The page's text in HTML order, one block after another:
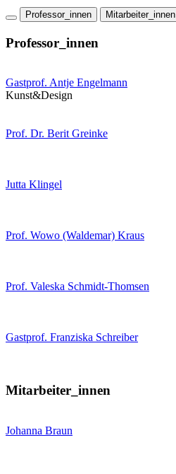
Professor_innen Mitarbeiter_innen
Professor_innen
Gastprof. Antje Engelmann
Kunst&Design
Prof. Dr. Berit Greinke
Jutta Klingel
Prof. Wowo (Waldemar) Kraus
Prof. Valeska Schmidt-Thomsen
Gastprof. Franziska Schreiber
Mitarbeiter_innen
Johanna Braun